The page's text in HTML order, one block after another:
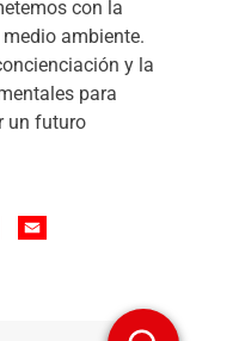
con la
ambiente.
y la
para
un futuro
TWITTER